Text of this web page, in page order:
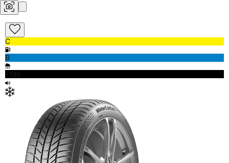
C
B
71db